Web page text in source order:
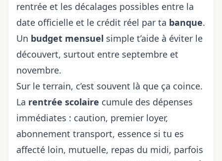
rentrée et les décalages possibles entre la
date officielle et le crédit réel par ta banque.
Un budget mensuel simple t’aide à éviter le
découvert, surtout entre septembre et
novembre.
Sur le terrain, c’est souvent là que ça coince.
La rentrée scolaire cumule des dépenses
immédiates : caution, premier loyer,
abonnement transport, essence si tu es
affecté loin, mutuelle, repas du midi, parfois